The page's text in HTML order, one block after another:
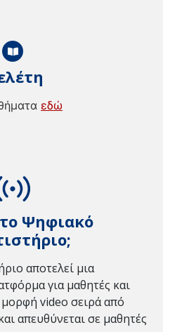
το Ψηφιακό
αποτελεί μια
για μαθητές και
μορφή video σειρά από
απευθύνεται σε μαθητές
εδώ